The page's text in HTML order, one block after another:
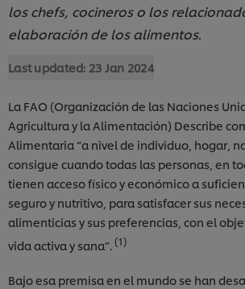
los chefs, cocineros o los
elaboración de los alimentos.
Last updated: 23 Jan 2024
La FAO (Organización de las Naciones
Agricultura y la Alimentación) Describe
Alimentaria “a nivel de individuo, hogar,
consigue cuando todas las personas, en
tienen acceso físico y económico a
seguro y nutritivo, para satisfacer sus
alimenticias y sus preferencias, con el
vida activa y sana”. (1)
Bajo esa premisa en el mundo se han